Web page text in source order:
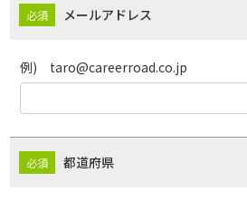
メールアドレス
例) taro@careerroad.co.jp
都道府県